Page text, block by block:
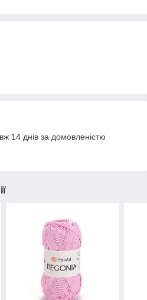
14 днів за домовленістю